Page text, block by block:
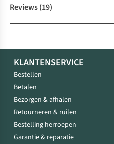
Reviews(19)
KLANTENSERVICE
Bestellen
Betalen
Bezorgen & afhalen
Retourneren & ruilen
Bestelling herroepen
Garantie & reparatie